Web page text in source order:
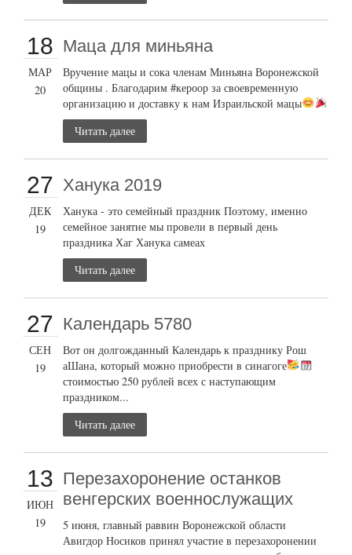
18
МАР
20
Маца для миньяна
Вручение мацы и сока членам Миньяна Воронежской
общины . Благодарим #кероор за своевременную
организацию и доставку к нам Израильской мацы
Читать далее
27
ДЕК
19
Ханука 2019
Ханука - это семейный праздник Поэтому, именно
семейное занятие мы провели в первый день
праздника Хаг Ханука самеах
Читать далее
27
СЕН
19
Календарь 5780
Вот он долгожданный Календарь к празднику Рош
аШана, который можно приобрести в синагоге
стоимостью 250 рублей всех с наступающим
праздником...
Читать далее
13
ИЮН
19
Перезахоронение останков
венгерских военнослужащих
5 июня, главный раввин Воронежской области
Авигдор Носиков принял участие в перезахоронении